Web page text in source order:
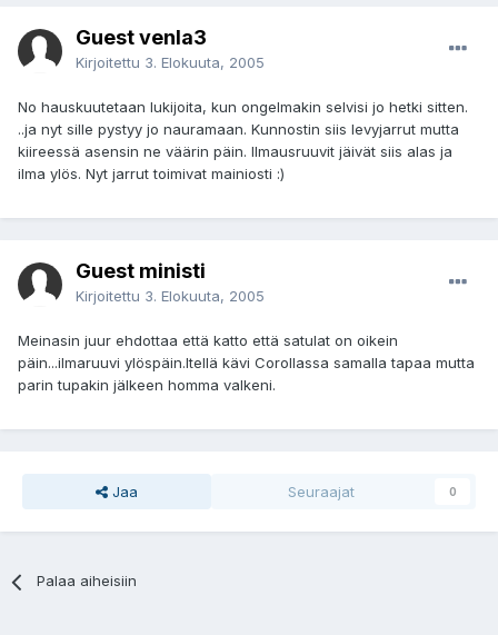
Guest venla3
Kirjoitettu 3. Elokuuta, 2005
No hauskuutetaan lukijoita, kun ongelmakin selvisi jo hetki sitten.
..ja nyt sille pystyy jo nauramaan. Kunnostin siis levyjarrut mutta
kiireessä asensin ne väärin päin. Ilmausruuvit jäivät siis alas ja
ilma ylös. Nyt jarrut toimivat mainiosti :)
Guest ministi
Kirjoitettu 3. Elokuuta, 2005
Meinasin juur ehdottaa että katto että satulat on oikein
päin...ilmaruuvi ylöspäin.Itellä kävi Corollassa samalla tapaa mutta
parin tupakin jälkeen homma valkeni.
Jaa Seuraajat 0
Palaa aiheisiin